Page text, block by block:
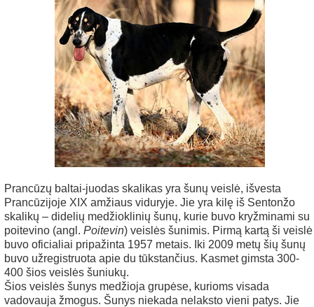
Prancūzų baltai-juodas skalikas yra šunų veislė, išvesta
Prancūzijoje XIX amžiaus viduryje. Jie yra kilę iš Sentonžo
skalikų – didelių medžioklinių šunų, kurie buvo kryžminami su
poitevino (angl. Poitevin) veislės šunimis. Pirmą kartą ši veislė
buvo oficialiai pripažinta 1957 metais. Iki 2009 metų šių šunų
buvo užregistruota apie du tūkstančius. Kasmet gimsta 300-
400 šios veislės šuniukų.
Šios veislės šunys medžioja grupėse, kurioms visada
vadovauja žmogus. Šunys niekada nelaksto vieni patys. Jie